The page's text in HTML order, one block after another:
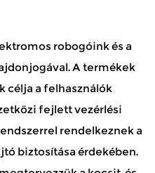
robogóink és a
A termékek
célja a felhasználók
fejlett vezérlési
rendelkeznek a
biztosítása érdekében.